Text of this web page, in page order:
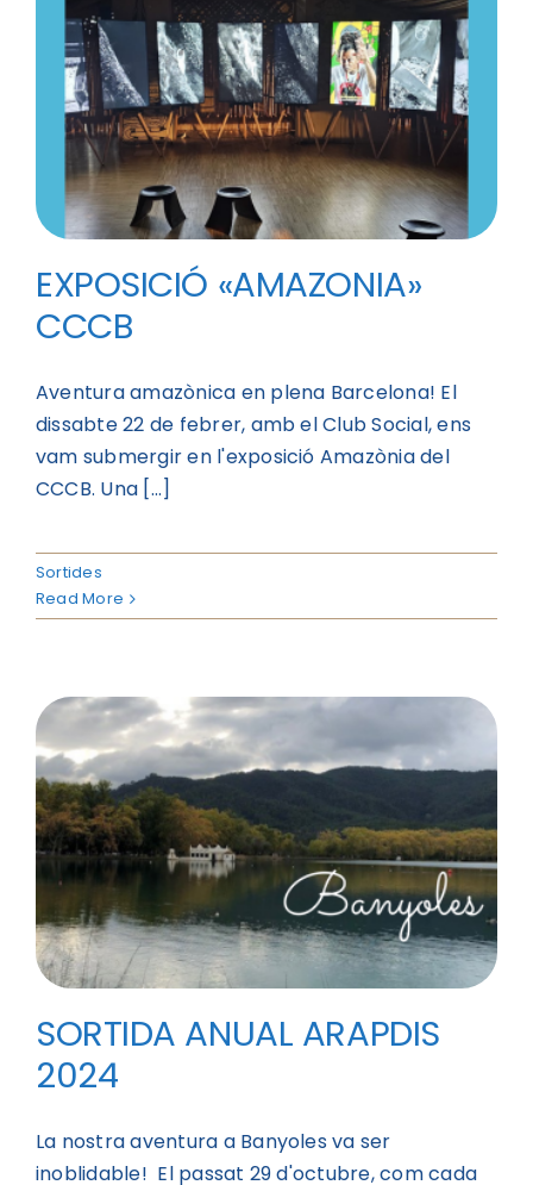
EXPOSICIÓ «AMAZONIA»
CCCB
Aventura amazònica en plena Barcelona! El
dissabte 22 de febrer, amb el Club Social, ens
vam submergir en l'exposició Amazònia del
CCCB. Una [...]
Sortides
Read More
SORTIDA ANUAL ARAPDIS
2024
La nostra aventura a Banyoles va ser
inoblidable! El passat 29 d'octubre, com cada